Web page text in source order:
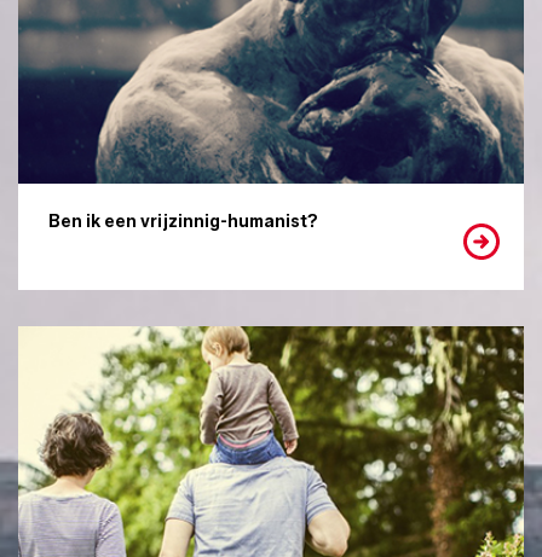
Ben ik een vrijzinnig-humanist?